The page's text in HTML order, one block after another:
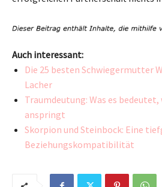
Auch interessant:
Die 25 besten Schwiegermutter
Lacher
Traumdeutung: Was es bedeutet,
anspringt
Skorpion und Steinbock: Eine
Beziehungskompatibilität